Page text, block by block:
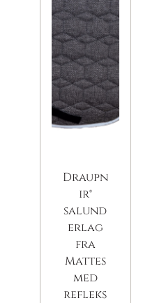
Draupn
ir®
salund
erlag
fra
Mattes
med
refleks